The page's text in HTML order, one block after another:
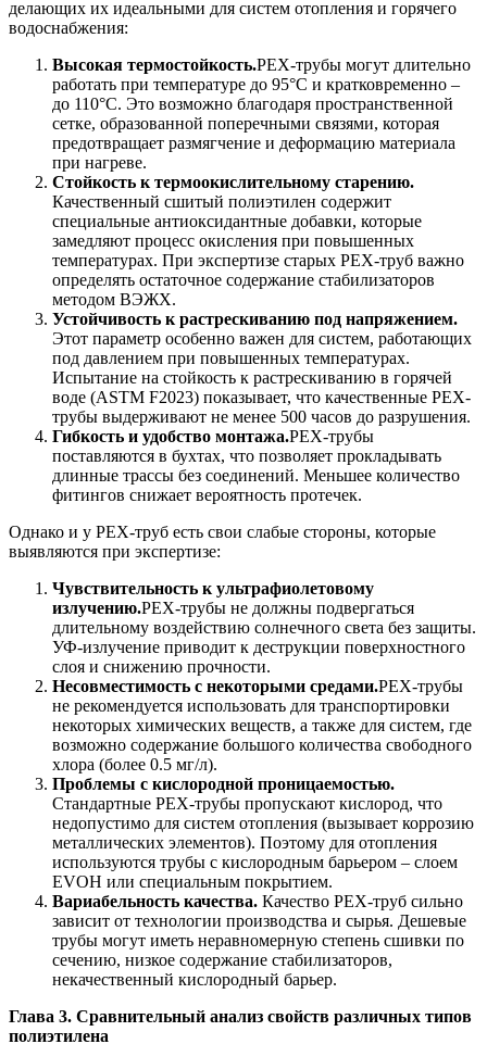
делающих их идеальными для систем отопления и горячего
водоснабжения:
Высокая термостойкость.PEX-трубы могут длительно
работать при температуре до 95°C и кратковременно –
до 110°C. Это возможно благодаря пространственной
сетке, образованной поперечными связями, которая
предотвращает размягчение и деформацию материала
при нагреве.
Стойкость к термоокислительному старению.
Качественный сшитый полиэтилен содержит
специальные антиоксидантные добавки, которые
замедляют процесс окисления при повышенных
температурах. При экспертизе старых PEX-труб важно
определять остаточное содержание стабилизаторов
методом ВЭЖХ.
Устойчивость к растрескиванию под напряжением.
Этот параметр особенно важен для систем, работающих
под давлением при повышенных температурах.
Испытание на стойкость к растрескиванию в горячей
воде (ASTM F2023) показывает, что качественные PEX-
трубы выдерживают не менее 500 часов до разрушения.
Гибкость и удобство монтажа.PEX-трубы
поставляются в бухтах, что позволяет прокладывать
длинные трассы без соединений. Меньшее количество
фитингов снижает вероятность протечек.
Однако и у PEX-труб есть свои слабые стороны, которые
выявляются при экспертизе:
Чувствительность к ультрафиолетовому
излучению.PEX-трубы не должны подвергаться
длительному воздействию солнечного света без защиты.
УФ-излучение приводит к деструкции поверхностного
слоя и снижению прочности.
Несовместимость с некоторыми средами.PEX-трубы
не рекомендуется использовать для транспортировки
некоторых химических веществ, а также для систем, где
возможно содержание большого количества свободного
хлора (более 0.5 мг/л).
Проблемы с кислородной проницаемостью.
Стандартные PEX-трубы пропускают кислород, что
недопустимо для систем отопления (вызывает коррозию
металлических элементов). Поэтому для отопления
используются трубы с кислородным барьером – слоем
EVOH или специальным покрытием.
Вариабельность качества. Качество PEX-труб сильно
зависит от технологии производства и сырья. Дешевые
трубы могут иметь неравномерную степень сшивки по
сечению, низкое содержание стабилизаторов,
некачественный кислородный барьер.
Глава 3. Сравнительный анализ свойств различных типов
полиэтилена